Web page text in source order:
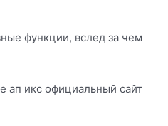
функции, вслед за чем
ап икс официальный сайт